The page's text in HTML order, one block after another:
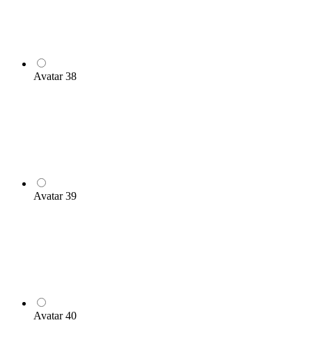
Avatar 38
Avatar 39
Avatar 40